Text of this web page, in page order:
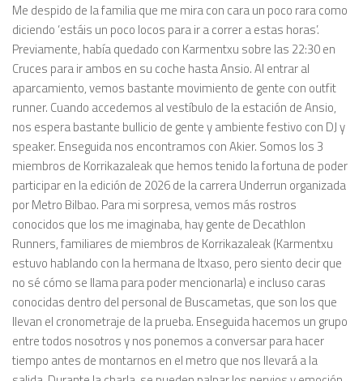
Me despido de la familia que me mira con cara un poco rara como
diciendo ‘estáis un poco locos para ir a correr a estas horas’.
Previamente, había quedado con Karmentxu sobre las 22:30 en
Cruces para ir ambos en su coche hasta Ansio. Al entrar al
aparcamiento, vemos bastante movimiento de gente con outfit
runner. Cuando accedemos al vestíbulo de la estación de Ansio,
nos espera bastante bullicio de gente y ambiente festivo con DJ y
speaker. Enseguida nos encontramos con Akier. Somos los 3
miembros de Korrikazaleak que hemos tenido la fortuna de poder
participar en la edición de 2026 de la carrera Underrun organizada
por Metro Bilbao. Para mi sorpresa, vemos más rostros
conocidos que los me imaginaba, hay gente de Decathlon
Runners, familiares de miembros de Korrikazaleak (Karmentxu
estuvo hablando con la hermana de Itxaso, pero siento decir que
no sé cómo se llama para poder mencionarla) e incluso caras
conocidas dentro del personal de Buscametas, que son los que
llevan el cronometraje de la prueba. Enseguida hacemos un grupo
entre todos nosotros y nos ponemos a conversar para hacer
tiempo antes de montarnos en el metro que nos llevará a la